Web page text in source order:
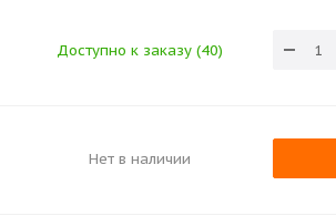
Доступно к заказу (40)
Нет в наличии